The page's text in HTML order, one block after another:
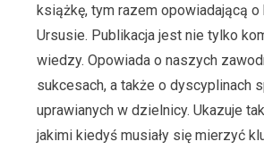
książkę, tym razem opowiadającą
Ursusie. Publikacja jest nie tylko
wiedzy. Opowiada o naszych
sukcesach, a także o dyscyplinach
uprawianych w dzielnicy. Ukazuje
jakimi kiedyś musiały się mierzyć